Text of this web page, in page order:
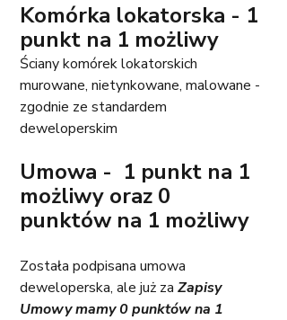
Komórka lokatorska - 1
punkt na 1 możliwy
Ściany komórek lokatorskich
murowane, nietynkowane, malowane -
zgodnie ze standardem
deweloperskim
Umowa -  1 punkt na 1
możliwy oraz 0
punktów na 1 możliwy
Została podpisana umowa
deweloperska, ale już za Zapisy
Umowy mamy 0 punktów na 1